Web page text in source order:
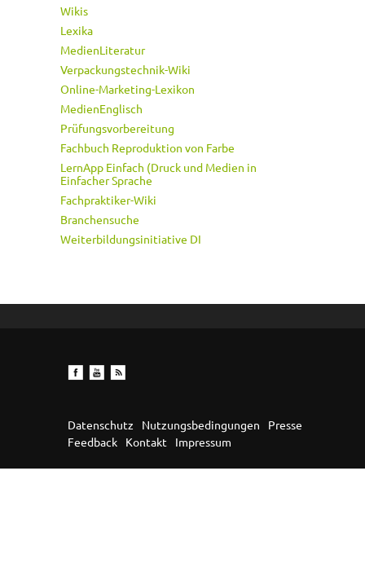
Wikis
Lexika
MedienLiteratur
Verpackungstechnik-Wiki
Online-Marketing-Lexikon
MedienEnglisch
Prüfungsvorbereitung
Fachbuch Reproduktion von Farbe
LernApp Einfach (Druck und Medien in
Einfacher Sprache
Fachpraktiker-Wiki
Branchensuche
Weiterbildungsinitiative DI
Datenschutz Nutzungsbedingungen
Presse
Feedback
Kontakt Impressum